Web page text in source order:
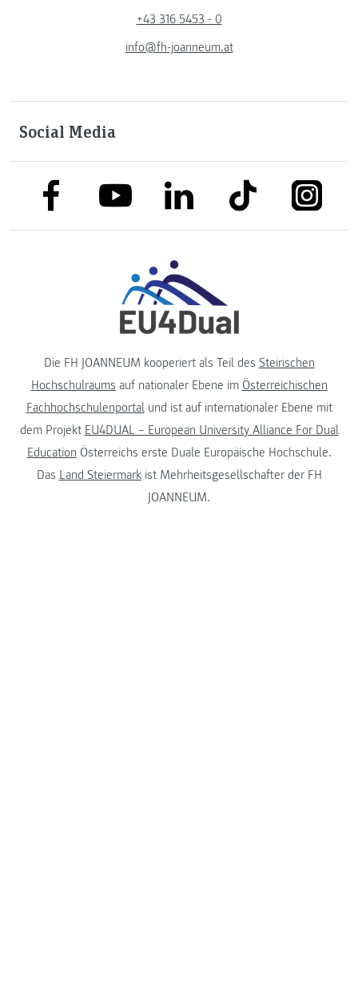
+43 316 5453 - 0
info@fh-joanneum.at
Social Media
link to facebooklink to youtubelink to linkedinlink to tiktok
Die FH JOANNEUM kooperiert als Teil des Steirischen
Hochschulraums auf nationaler Ebene im Österreichischen
Fachhochschulenportalund ist auf internationaler Ebene mit
dem Projekt EU4DUAL – European University Alliance For Dual
Education Österreichs erste Duale Europäische Hochschule.
Das Land Steiermarkist Mehrheitsgesellschafter der FH
JOANNEUM.